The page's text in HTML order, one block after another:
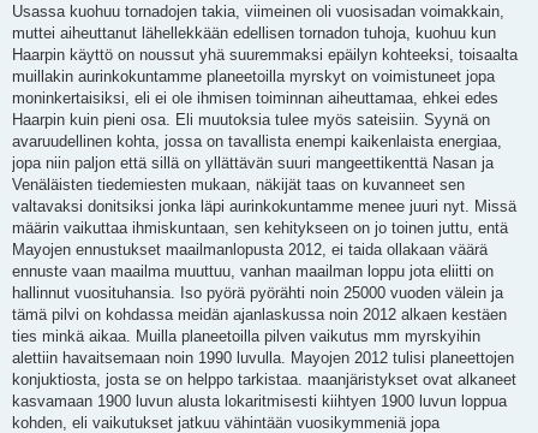
e
s
i
Usassa kuohuu tornadojen takia, viimeinen oli vuosisadan voimakkain,
muttei aiheuttanut lähellekkään edellisen tornadon tuhoja, kuohuu kun
Haarpin käyttö on noussut yhä suuremmaksi epäilyn kohteeksi, toisaalta
muillakin aurinkokuntamme planeetoilla myrskyt on voimistuneet jopa
moninkertaisiksi, eli ei ole ihmisen toiminnan aiheuttamaa, ehkei edes
Haarpin kuin pieni osa. Eli muutoksia tulee myös sateisiin. Syynä on
avaruudellinen kohta, jossa on tavallista enempi kaikenlaista energiaa,
jopa niin paljon että sillä on yllättävän suuri mangeettikenttä Nasan ja
Venäläisten tiedemiesten mukaan, näkijät taas on kuvanneet sen
valtavaksi donitsiksi jonka läpi aurinkokuntamme menee juuri nyt. Missä
määrin vaikuttaa ihmiskuntaan, sen kehitykseen on jo toinen juttu, entä
Mayojen ennustukset maailmanlopusta 2012, ei taida ollakaan väärä
ennuste vaan maailma muuttuu, vanhan maailman loppu jota eliitti on
hallinnut vuosituhansia. Iso pyörä pyörähti noin 25000 vuoden välein ja
tämä pilvi on kohdassa meidän ajanlaskussa noin 2012 alkaen kestäen
ties minkä aikaa. Muilla planeetoilla pilven vaikutus mm myrskyihin
alettiin havaitsemaan noin 1990 luvulla. Mayojen 2012 tulisi planeettojen
konjuktiosta, josta se on helppo tarkistaa. maanjäristykset ovat alkaneet
kasvamaan 1900 luvun alusta lokaritmisesti kiihtyen 1900 luvun loppua
kohden, eli vaikutukset jatkuu vähintään vuosikymmeniä jopa